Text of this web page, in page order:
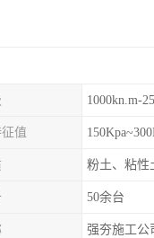
1000kn.m-
值
粉土、粘性
50余台
强夯施工公